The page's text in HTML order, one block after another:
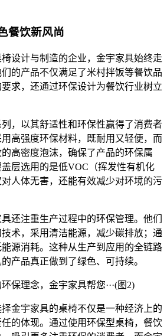
餐饮新风尚
设计与制造的企业，金宇家具始终走
的产品不仅满足了米村拌饭等餐饮品
求，还通过环保设计为餐饮行业树立
，以其舒适性和环保性赢得了消费者
高强度环保材料，既耐用又轻便，而
高密度泡沫，确保了产品的环保属
层选用的是低VOC（挥发性有机化
人体无害，还能有效减少对环境的污
还注重生产过程中的环保管理。他们
术，采用清洁能源，减少碳排放；通
源消耗。这种从生产到应用的全链路
产品真正做到了绿色、可持续。
金宇家具的桌椅不仅是一种经济上的
的体现。通过使用环保型桌椅，餐饮